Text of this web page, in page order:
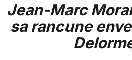
Jean-Marc
sa rancune